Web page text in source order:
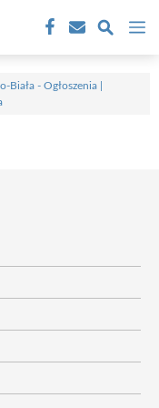
Biała - Ogłoszenia |